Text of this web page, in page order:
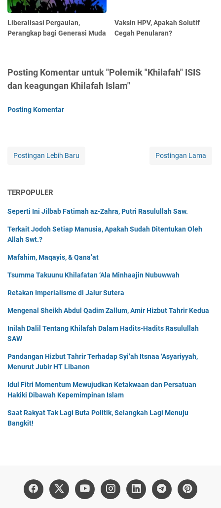
Liberalisasi Pergaulan,
Perangkap bagi Generasi Muda
Vaksin HPV, Apakah Solutif
Cegah Penularan?
Posting Komentar untuk "Polemik "Khilafah" ISIS
dan keagungan Khilafah Islam"
Posting Komentar
Postingan Lebih Baru Postingan Lama
TERPOPULER
Seperti Ini Jilbab Fatimah az-Zahra, Putri Rasulullah Saw.
Terkait Jodoh Setiap Manusia, Apakah Sudah Ditentukan Oleh
Allah Swt.?
Mafahim, Maqayis, & Qana’at
Tsumma Takuunu Khilafatan ‘Ala Minhaajin Nubuwwah
Retakan Imperialisme di Jalur Sutera
Mengenal Sheikh Abdul Qadim Zallum, Amir Hizbut Tahrir Kedua
Inilah Dalil Tentang Khilafah Dalam Hadits-Hadits Rasulullah
SAW
Pandangan Hizbut Tahrir Terhadap Syi’ah Itsnaa ‘Asyariyyah,
Menurut Jubir HT Libanon
Idul Fitri Momentum Mewujudkan Ketakwaan dan Persatuan
Hakiki Dibawah Kepemimpinan Islam
Saat Rakyat Tak Lagi Buta Politik, Selangkah Lagi Menuju
Bangkit!